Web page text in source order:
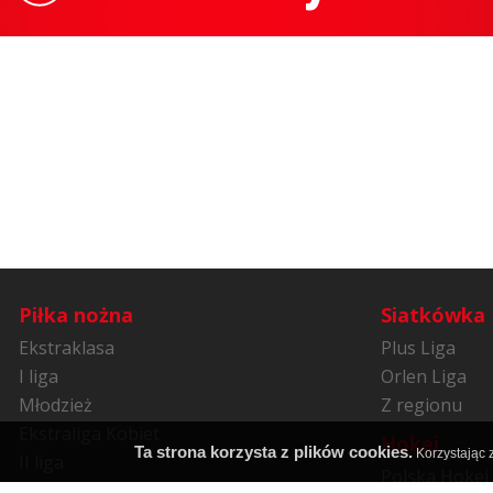
Piłka nożna
Ekstraklasa
I liga
Młodzież
Siatkówka
Plus Liga
Orlen Liga
Z regionu
Hokej
Polska Hokej
Ta strona korzysta z plików cookies. Korzystając